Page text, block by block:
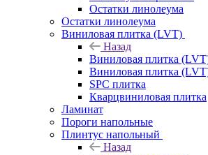
Остатки линолеума
Остатки линолеума
Виниловая плитка (LVT)
Назад
Виниловая плитка
Виниловая плитка
SPC плитка
Кварцвиниловая плитка
Ламинат
Пороги напольные
Плинтус напольный
Назад